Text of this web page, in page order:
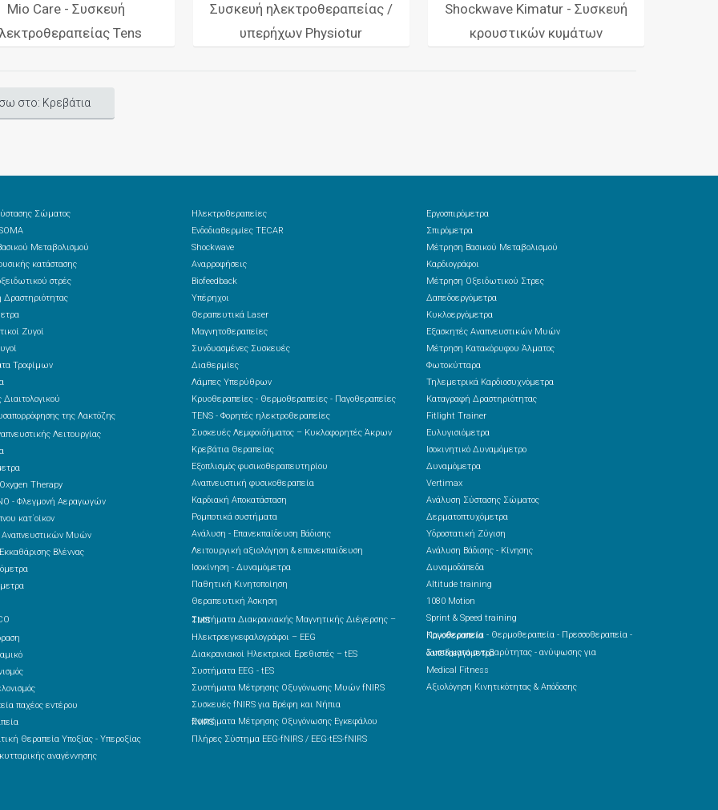
Mio Care - Συσκευή
Tens
Συσκευή ηλεκτροθεραπείας /
υπερήχων Physiotur
Shockwave Kimatur - Συσκευή
κρουστικών κυμάτων
στο: Κρεβάτια
Σώματος
Μεταβολισμού
κατάστασης
στρές
Δραστηριότητας
Ζυγοί
Τροφίμων
Διαιτολογικού
της Λακτόζης
Λειτουργίας
Therapy
- Φλεγμονή Αεραγωγών
κατ΄οίκον
Αναπνευστικών Μυών
Βλέννας
παχέος εντέρου
Θεραπεία Υποξίας - Υπεροξίας
αναγέννησης
Ηλεκτροθεραπείες
Ενδοδιαθερμίες TECAR
Shockwave
Αναρροφήσεις
Biofeedback
Υπέρηχοι
Θεραπευτικά Laser
Μαγνητοθεραπείες
Συνδυασμένες Συσκευές
Διαθερμίες
Λάμπες Υπερύθρων
Κρυοθεραπείες - Θερμοθεραπείες - Παγοθεραπείες
TENS - Φορητές ηλεκτροθεραπείες
Συσκευές Λεμφοιδήματος – Κυκλοφορητές Άκρων
Κρεβάτια Θεραπείας
Εξοπλισμός φυσικοθεραπευτηρίου
Αναπνευστική φυσικοθεραπεία
Καρδιακή Αποκατάσταση
Ρομποτικά συστήματα
Ανάλυση - Επανεκπαίδευση Βάδισης
Λειτουργική αξιολόγηση & επανεκπαίδευση
Ισοκίνηση - Δυναμόμετρα
Παθητική Κινητοποίηση
Θεραπευτική Άσκηση
Συστήματα Διακρανιακής Μαγνητικής Διέγερσης – TMS
Ηλεκτροεγκεφαλογράφοι – EEG
Διακρανιακοί Ηλεκτρικοί Ερεθιστές – tES
Συστήματα EEG - tES
Συστήματα Μέτρησης Οξυγόνωσης Μυών fNIRS
Συσκευές fNIRS για Βρέφη και Νήπια
Συστήματα Μέτρησης Οξυγόνωσης Εγκεφάλου fNIRS
Πλήρες Σύστημα EEG-fNIRS / EEG-tES-fNIRS
Εργοσπιρόμετρα
Σπιρόμετρα
Μέτρηση Βασικού Μεταβολισμού
Καρδιογράφοι
Μέτρηση Οξειδωτικού Στρες
Δαπεδοεργόμετρα
Κυκλοεργόμετρα
Εξασκητές Αναπνευστικών Μυών
Μέτρηση Κατακόρυφου Άλματος
Φωτοκύτταρα
Τηλεμετρικά Καρδιοσυχνόμετρα
Καταγραφή Δραστηριότητας
Fitlight Trainer
Ευλυγισιόμετρα
Ισοκινητικό Δυναμόμετρο
Δυναμόμετρα
Vertimax
Ανάλυση Σύστασης Σώματος
Δερματοπτυχόμετρα
Υδροστατική Ζύγιση
Ανάλυση Βάδισης - Κίνησης
Δυναμοδάπεδα
Altitude training
1080 Motion
Sprint & Speed training
Κρυοθεραπεία - Θερμοθεραπεία - Πρεσσοθεραπεία - Παγοθεραπεία
Συστήματα αντιβαρύτητας - ανύψωσης για δαπεδοεργόμετρα
Medical Fitness
Αξιολόγηση Κινητικότητας & Απόδοσης